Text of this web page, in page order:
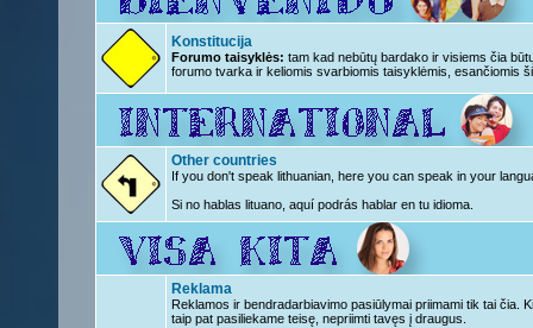
Konstitucija
Forumo taisyklės: tam kad nebūtų bardako ir visiems čia
forumo tvarka ir keliomis svarbiomis taisyklėmis, esančiomis
Other countries
If you don't speak lithuanian, here you can speak in your
Si no hablas lituano, aquí podrás hablar en tu idioma.
Reklama
Reklamos ir bendradarbiavimo pasiūlymai priimami tik tai čia.
taip pat pasiliekame teisę, nepriimti tavęs į draugus.